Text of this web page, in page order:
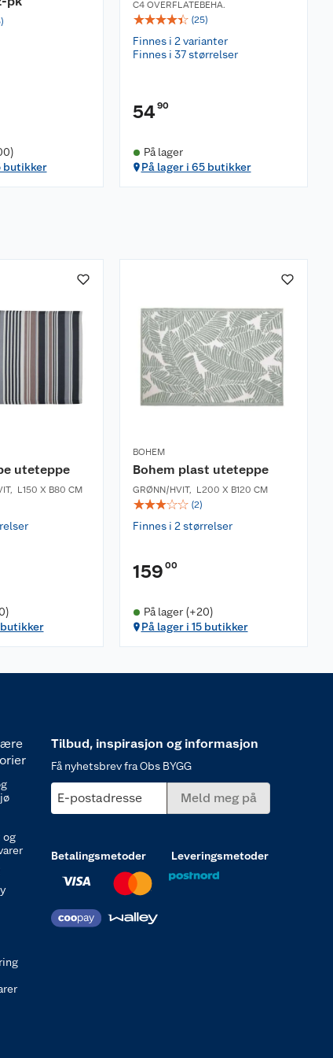
)
butikker
C4 OVERFLATEBEHA.
☆☆☆☆☆ (25)
Finnes i 2 varianter
Finnes i 37 størrelser
5490
På lager
På lager i 65 butikker
uteteppe
, L150 X B80 CM
butikker
BOHEM
Bohem plast uteteppe
GRØNN/HVIT, L200 X B120 CM
☆☆☆☆☆ (2)
Finnes i 2 størrelser
159 00
På lager (+20)
På lager i 15 butikker
og
Tilbud, inspirasjon og informasjon
Få nyhetsbrev fra Obs BYGG
E-postadresse Meld meg på
Betalingsmetoder Leveringsmetoder